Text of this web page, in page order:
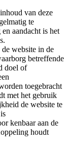
van deze
te
aandacht is het
website in de
betreffende
doel of
toegebracht
met het gebruik
de website te
kenbaar aan de
houdt